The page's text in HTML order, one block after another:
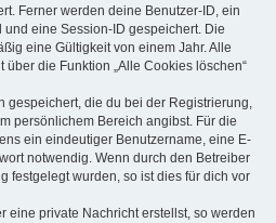
Ferner werden deine Benutzer-ID, ein
eine Session-ID gespeichert. Die
eine Gültigkeit von einem Jahr. Alle
die Funktion „Alle Cookies löschen“
gespeichert, die du bei der Registrierung,
persönlichem Bereich angibst. Für die
ein eindeutiger Benutzername, eine E-
notwendig. Wenn durch den Betreiber
festgelegt wurden, so ist dies für dich vor
eine private Nachricht erstellst, so werden